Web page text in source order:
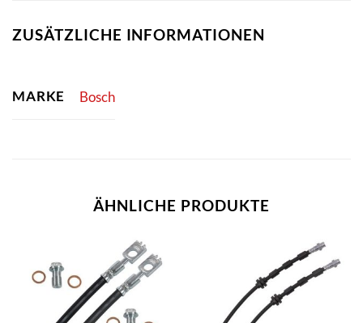
ZUSÄTZLICHE INFORMATIONEN
MARKE Bosch
ÄHNLICHE PRODUKTE